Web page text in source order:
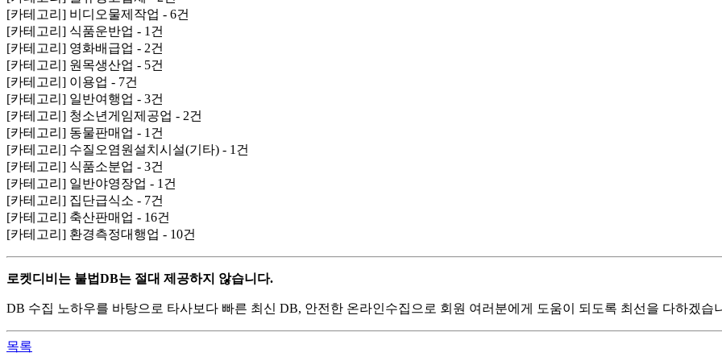
[카테고리] 비디오물제작업 - 6건
[카테고리] 식품운반업 - 1건
[카테고리] 영화배급업 - 2건
[카테고리] 원목생산업 - 5건
[카테고리] 이용업 - 7건
[카테고리] 일반여행업 - 3건
[카테고리] 청소년게임제공업 - 2건
[카테고리] 동물판매업 - 1건
[카테고리] 수질오염원설치시설(기타) - 1건
[카테고리] 식품소분업 - 3건
[카테고리] 일반야영장업 - 1건
[카테고리] 집단급식소 - 7건
[카테고리] 축산판매업 - 16건
[카테고리] 환경측정대행업 - 10건
로켓디비는 불법DB는 절대 제공하지 않습니다.
DB 수집 노하우를 바탕으로 타사보다 빠른 최신 DB, 안전한 온라인수집으로 회원 여러분에게 도움이 되도록 최선을 다하겠습
목록